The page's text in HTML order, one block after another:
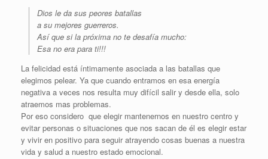
Dios le da sus peores batallas
a su mejores guerreros.
Así que si la próxima no te desafía mucho:
Esa no era para ti!!!
La felicidad está íntimamente asociada a las batallas que
elegimos pelear. Ya que cuando entramos en esa energía
negativa a veces nos resulta muy difícil salir y desde ella, solo
atraemos mas problemas.
Por eso considero que elegir mantenernos en nuestro centro y
evitar personas o situaciones que nos sacan de él es elegir estar
y vivir en positivo para seguir atrayendo cosas buenas a nuestra
vida y salud a nuestro estado emocional.